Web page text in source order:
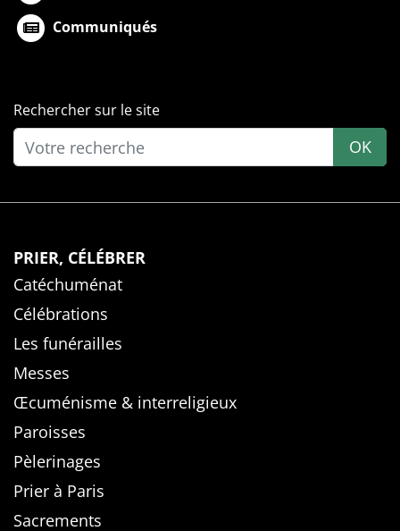
Communiqués
Rechercher sur le site
OK
PRIER, CÉLÉBRER
Catéchuménat
Célébrations
Les funérailles
Messes
Œcuménisme & interreligieux
Paroisses
Pèlerinages
Prier à Paris
Sacrements